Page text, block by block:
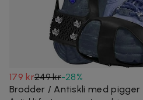
179 kr249 kr-28%
Brodder / Antiskli med pigger